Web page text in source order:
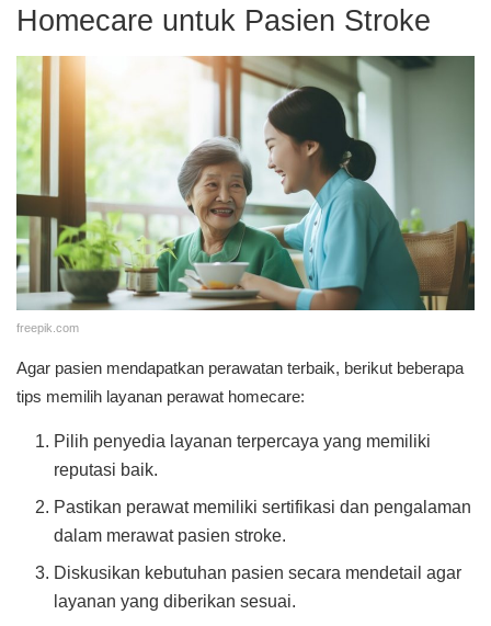
Homecare untuk Pasien Stroke
freepik.com
Agar pasien mendapatkan perawatan terbaik, berikut beberapa
tips memilih layanan perawat homecare:
Pilih penyedia layanan terpercaya yang memiliki
reputasi baik.
Pastikan perawat memiliki sertifikasi dan pengalaman
dalam merawat pasien stroke.
Diskusikan kebutuhan pasien secara mendetail agar
layanan yang diberikan sesuai.